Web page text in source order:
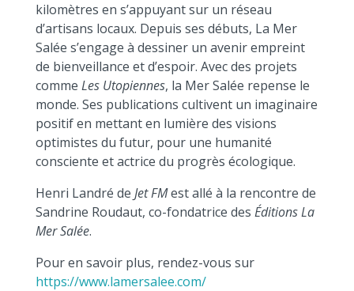
kilomètres en s’appuyant sur un réseau
d’artisans locaux. Depuis ses débuts, La Mer
Salée s’engage à dessiner un avenir empreint
de bienveillance et d’espoir. Avec des projets
comme Les Utopiennes, la Mer Salée repense le
monde. Ses publications cultivent un imaginaire
positif en mettant en lumière des visions
optimistes du futur, pour une humanité
consciente et actrice du progrès écologique.
Henri Landré de Jet FMest allé à la rencontre de
Sandrine Roudaut, co-fondatrice des Éditions La
Mer Salée.
Pour en savoir plus, rendez-vous sur
https://www.lamersalee.com/